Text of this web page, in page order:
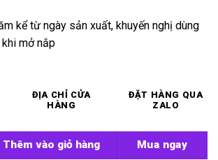
kể từ ngày sản xuất, khuyến nghị dùng
mở nắp
ĐỊA CHỈ CỬA
HÀNG
ĐẶT HÀNG QUA
ZALO
âm đạo Vivify số lượng
Thêm vào giỏ hàng Mua ngay